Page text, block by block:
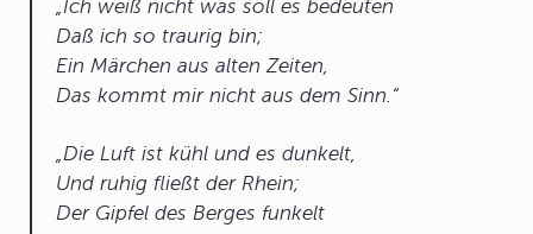
Ich weiß nicht was soll es bedeuten
Daß ich so traurig bin;
Ein Märchen aus alten Zeiten,
Das kommt mir nicht aus dem Sinn.
Die Luft ist kühl und es dunkelt,
Und ruhig fließt der Rhein;
Der Gipfel des Berges funkelt